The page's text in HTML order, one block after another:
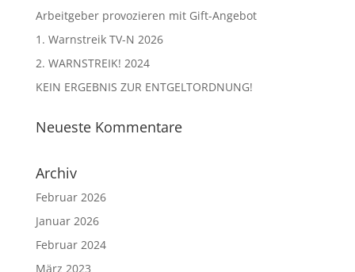
Arbeitgeber provozieren mit Gift-Angebot
1. Warnstreik TV-N 2026
2. WARNSTREIK! 2024
KEIN ERGEBNIS ZUR ENTGELTORDNUNG!
Neueste Kommentare
Archiv
Februar 2026
Januar 2026
Februar 2024
März 2023